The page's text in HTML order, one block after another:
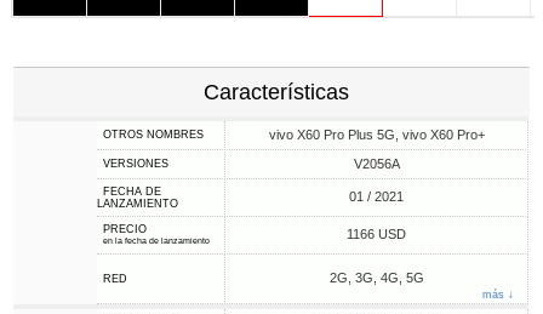
Características
OTROS NOMBRES vivo X60 Pro Plus 5G, vivo X60 Pro+
VERSIONES V2056A
FECHA DE
LANZAMIENTO
01 / 2021
PRECIO
en la fecha de lanzamiento 1166 USD
RED 2G, 3G, 4G, 5G
más ↓